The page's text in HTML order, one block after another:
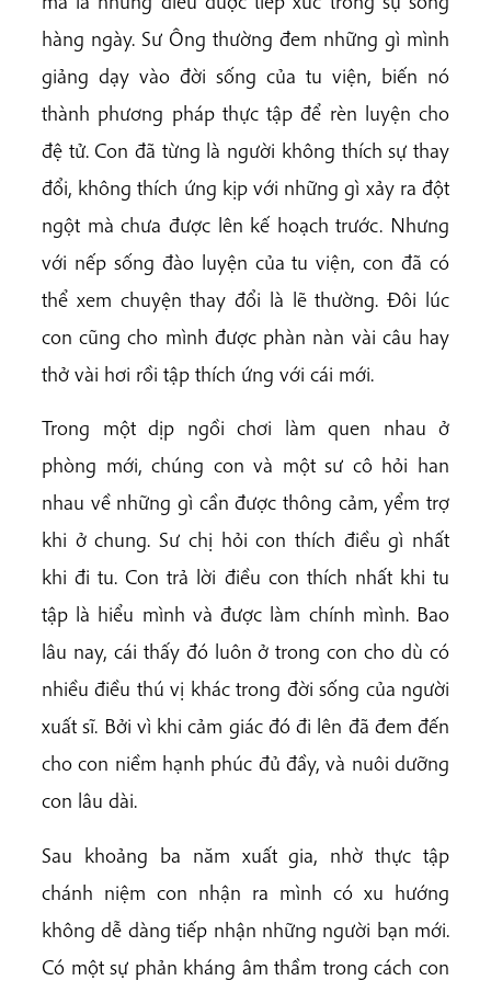
hàng ngày. Sư Ông thường đem những gì mình
giảng dạy vào đời sống của tu viện, biến nó
thành phương pháp thực tập để rèn luyện cho
đệ tử. Con đã từng là người không thích sự thay
đổi, không thích ứng kịp với những gì xảy ra đột
ngột mà chưa được lên kế hoạch trước. Nhưng
với nếp sống đào luyện của tu viện, con đã có
thể xem chuyện thay đổi là lẽ thường. Đôi lúc
con cũng cho mình được phàn nàn vài câu hay
thở vài hơi rồi tập thích ứng với cái mới.
Trong một dịp ngồi chơi làm quen nhau ở
phòng mới, chúng con và một sư cô hỏi han
nhau về những gì cần được thông cảm, yểm trợ
khi ở chung. Sư chị hỏi con thích điều gì nhất
khi đi tu. Con trả lời điều con thích nhất khi tu
tập là hiểu mình và được làm chính mình. Bao
lâu nay, cái thấy đó luôn ở trong con cho dù có
nhiều điều thú vị khác trong đời sống của người
xuất sĩ. Bởi vì khi cảm giác đó đi lên đã đem đến
cho con niềm hạnh phúc đủ đầy, và nuôi dưỡng
con lâu dài.
Sau khoảng ba năm xuất gia, nhờ thực tập
chánh niệm con nhận ra mình có xu hướng
không dễ dàng tiếp nhận những người bạn mới.
Có một sự phản kháng âm thầm trong cách con